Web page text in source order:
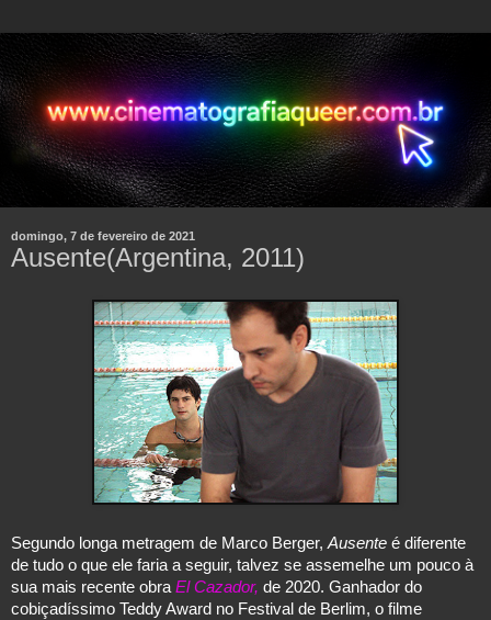
domingo, 7 de fevereiro de 2021
Ausente(Argentina, 2011)
Segundo longa metragem de Marco Berger, Ausente é diferente
de tudo o que ele faria a seguir, talvez se assemelhe um pouco à
sua mais recente obra El Cazador, de 2020. Ganhador do
cobiçadíssimo Teddy Award no Festival de Berlim, o filme